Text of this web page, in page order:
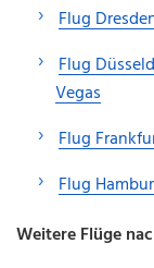
Flug
Flug
Vegas
Flug
Flug
Weitere Flüge